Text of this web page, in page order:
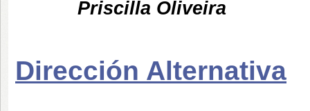
Priscilla Oliveira
Dirección Alternativa